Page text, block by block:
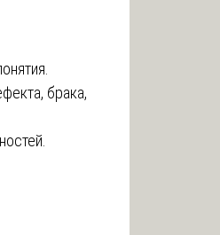
брака,